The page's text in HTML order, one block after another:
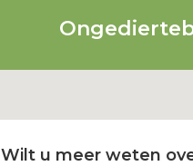
Wilt u meer weten